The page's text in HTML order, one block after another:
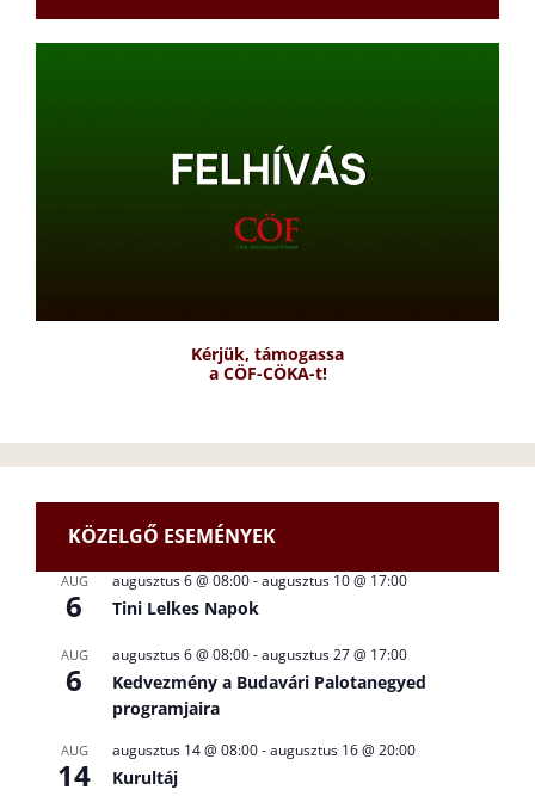
Kérjük, támogassa
a CÖF-CÖKA-t!
KÖZELGŐ ESEMÉNYEK
AUG
6
augusztus 6 @ 08:00-augusztus 10 @ 17:00
Tini Lelkes Napok
AUG
6
augusztus 6 @ 08:00-augusztus 27 @ 17:00
Kedvezmény a Budavári Palotanegyed
programjaira
AUG
14
augusztus 14 @ 08:00-augusztus 16 @ 20:00
Kurultáj